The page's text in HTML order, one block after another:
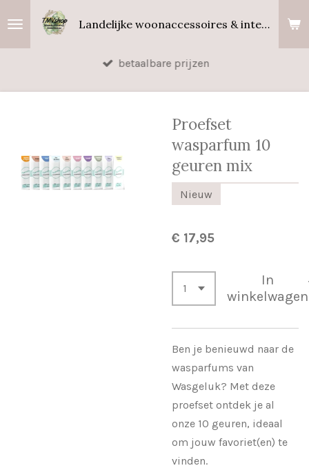
hoofdinhoud
Landelijke woonaccessoires & interieurgeuren
betaalbare prijzen
Proefset
wasparfum 10
geuren mix
Nieuw
€ 17,95
In
winkelwagen
Ben je benieuwd naar de
wasparfums van
Wasgeluk? Met deze
proefset ontdek je al
onze 10 geuren, ideaal
om jouw favoriet(en) te
vinden.